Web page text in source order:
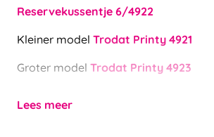
Reservekussentje 6/4922
Kleiner model Trodat Printy 4921
Groter model Trodat Printy 4923
Lees meer